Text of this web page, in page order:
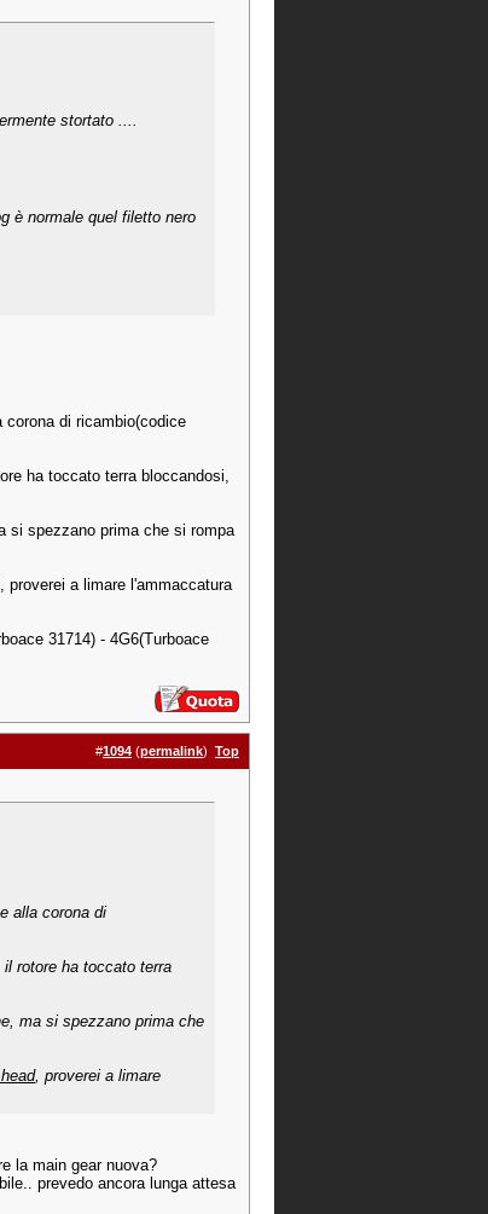
stortato ....
è normale quel filetto nero
di ricambio(codice
ha toccato terra bloccandosi,
si spezzano prima che si rompa
, proverei a limare l'ammaccatura
31714) - 4G6(Turboace
#1094 (permalink) Top
alla corona di
rotore ha toccato terra
ma si spezzano prima che
, proverei a limare
la main gear nuova?
prevedo ancora lunga attesa